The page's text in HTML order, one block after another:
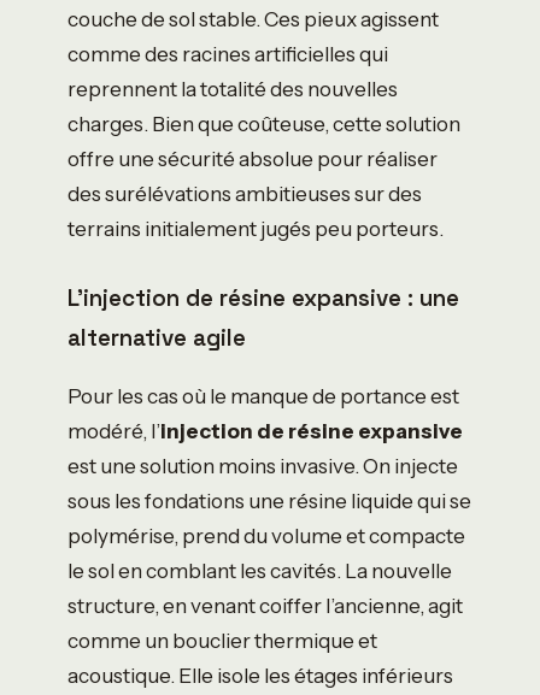
couche de sol stable. Ces pieux agissent
comme des racines artificielles qui
reprennent la totalité des nouvelles
charges. Bien que coûteuse, cette solution
offre une sécurité absolue pour réaliser
des surélévations ambitieuses sur des
terrains initialement jugés peu porteurs.
L’injection de résine expansive : une
alternative agile
Pour les cas où le manque de portance est
modéré, l’injection de résine expansive
est une solution moins invasive. On injecte
sous les fondations une résine liquide qui se
polymérise, prend du volume et compacte
le sol en comblant les cavités. La nouvelle
structure, en venant coiffer l’ancienne, agit
comme un bouclier thermique et
acoustique. Elle isole les étages inférieurs